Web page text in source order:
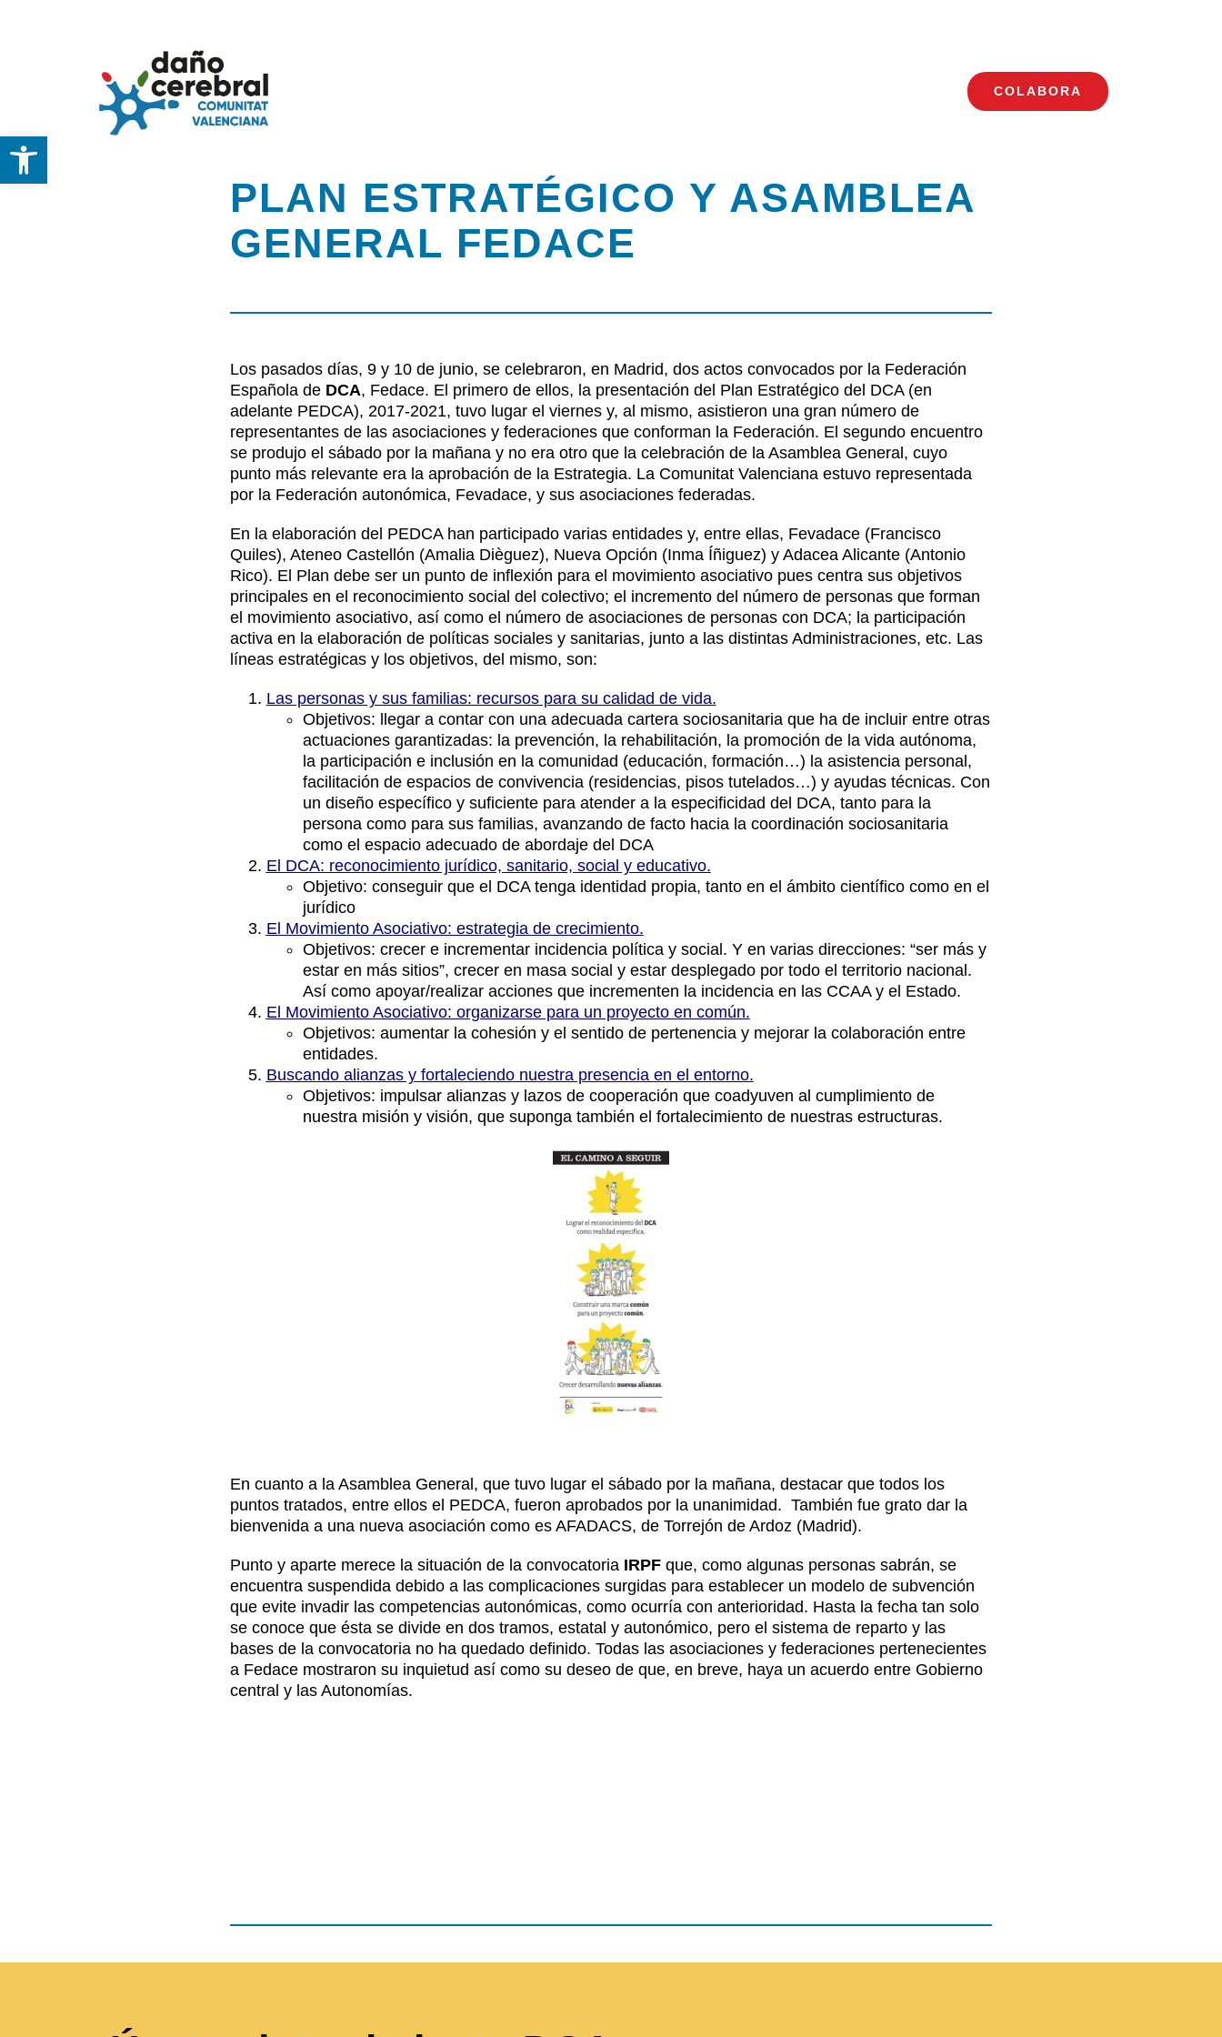
Abrir barra de herramientas
Toggle
Noticias
Contacto
COLABORA
PLAN ESTRATÉGICO Y ASAMBLEA
GENERAL FEDACE
Los pasados días, 9 y 10 de junio, se celebraron, en Madrid, dos actos convocados por la Federación
Española de DCA, Fedace. El primero de ellos, la presentación del Plan Estratégico del DCA(en
adelante PEDCA), 2017-2021, tuvo lugar el viernes y, al mismo, asistieron una gran número de
representantes de las asociaciones y federaciones que conforman la Federación. El segundo encuentro
se produjo el sábado por la mañana y no era otro que la celebración de la Asamblea General, cuyo
punto más relevante era la aprobación de la Estrategia. La Comunitat Valenciana estuvo representada
por la Federación autonómica, Fevadace, y sus asociaciones federadas.
En la elaboración del PEDCA han participado varias entidades y, entre ellas, Fevadace (Francisco
Quiles), Ateneo Castellón (Amalia Dièguez), Nueva Opción (Inma Íñiguez) y Adacea Alicante(Antonio
Rico). El Plan debe ser un punto de inflexión para el movimiento asociativo pues centra sus objetivos
principales en el reconocimiento social del colectivo; el incremento del número de personas que forman
el movimiento asociativo, así como el número de asociaciones de personas con DCA; la participación
activa en la elaboración de políticas sociales y sanitarias, junto a las distintas Administraciones, etc. Las
líneas estratégicas y los objetivos, del mismo, son:
Las personas y sus familias: recursos para su calidad de vida.
Objetivos: llegar a contar con una adecuada cartera sociosanitaria que ha de incluir entre otras
actuaciones garantizadas: la prevención, la rehabilitación, la promoción de la vida autónoma,
la participación e inclusión en la comunidad (educación, formación…) la asistencia personal,
facilitación de espacios de convivencia (residencias, pisos tutelados…) y ayudas técnicas. Con
un diseño específico y suficiente para atender a la especificidad del DCA, tanto para la
persona como para sus familias, avanzando de facto hacia la coordinación sociosanitaria
como el espacio adecuado de abordaje del DCA
El DCA: reconocimiento jurídico, sanitario, social y educativo.
Objetivo: conseguir que el DCA tenga identidad propia, tanto en el ámbito científico como en el
jurídico
El Movimiento Asociativo: estrategia de crecimiento.
Objetivos: crecer e incrementar incidencia política y social. Y en varias direcciones: “ser más y
estar en más sitios”, crecer en masa social y estar desplegado por todo el territorio nacional.
Así como apoyar/realizar acciones que incrementen la incidencia en las CCAA y el Estado.
El Movimiento Asociativo: organizarse para un proyecto en común.
Objetivos: aumentar la cohesión y el sentido de pertenencia y mejorar la colaboración entre
entidades.
Buscando alianzas y fortaleciendo nuestra presencia en el entorno.
Objetivos: impulsar alianzas y lazos de cooperación que coadyuven al cumplimiento de
nuestra misión y visión, que suponga también el fortalecimiento de nuestras estructuras.
En cuanto a la Asamblea General, que tuvo lugar el sábado por la mañana, destacar que todos los
puntos tratados, entre ellos el PEDCA, fueron aprobados por la unanimidad. También fue grato dar la
bienvenida a una nueva asociación como es AFADACS, de Torrejón de Ardoz (Madrid).
Punto y aparte merece la situación de la convocatoria IRPFque, como algunas personas sabrán, se
encuentra suspendida debido a las complicaciones surgidas para establecer un modelo de subvención
que evite invadir las competencias autonómicas, como ocurría con anterioridad. Hasta la fecha tan solo
se conoce que ésta se divide en dos tramos, estatal y autonómico, pero el sistema de reparto y las
bases de la convocatoria no ha quedado definido. Todas las asociaciones y federaciones pertenecientes
a Fedace mostraron su inquietud así como su deseo de que, en breve, haya un acuerdo entre Gobierno
central y las Autonomías.